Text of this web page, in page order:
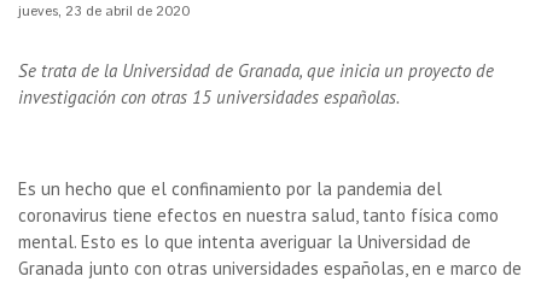
jueves, 23 de abril de 2020
Se trata de la Universidad de Granada, que inicia un proyecto de
investigación con otras 15 universidades españolas.
Es un hecho que el confinamiento por la pandemia del
coronavirus tiene efectos en nuestra salud, tanto física como
mental. Esto es lo que intenta averiguar la Universidad de
Granada junto con otras universidades españolas, en e marco de